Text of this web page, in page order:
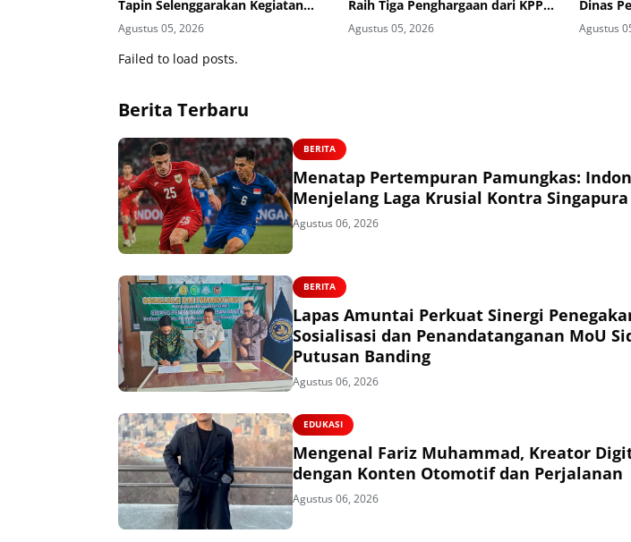
Tapin Selenggarakan Kegiatan
Tausyiah
Agustus 05, 2026
Raih Tiga Penghargaan dari KPPN
Banjarmasin
Agustus 05, 2026
Dinas
Madiun
Agustus
Failed to load posts.
Berita Terbaru
BERITA
Menatap Pertempuran Pamungkas:
Menjelang Laga Krusial Kontra Singapura
Agustus 06, 2026
BERITA
Lapas Amuntai Perkuat Sinergi
Sosialisasi dan Penandatanganan MoU
Putusan Banding
Agustus 06, 2026
EDUKASI
Mengenal Fariz Muhammad, Kreator
dengan Konten Otomotif dan Perjalanan
Agustus 06, 2026